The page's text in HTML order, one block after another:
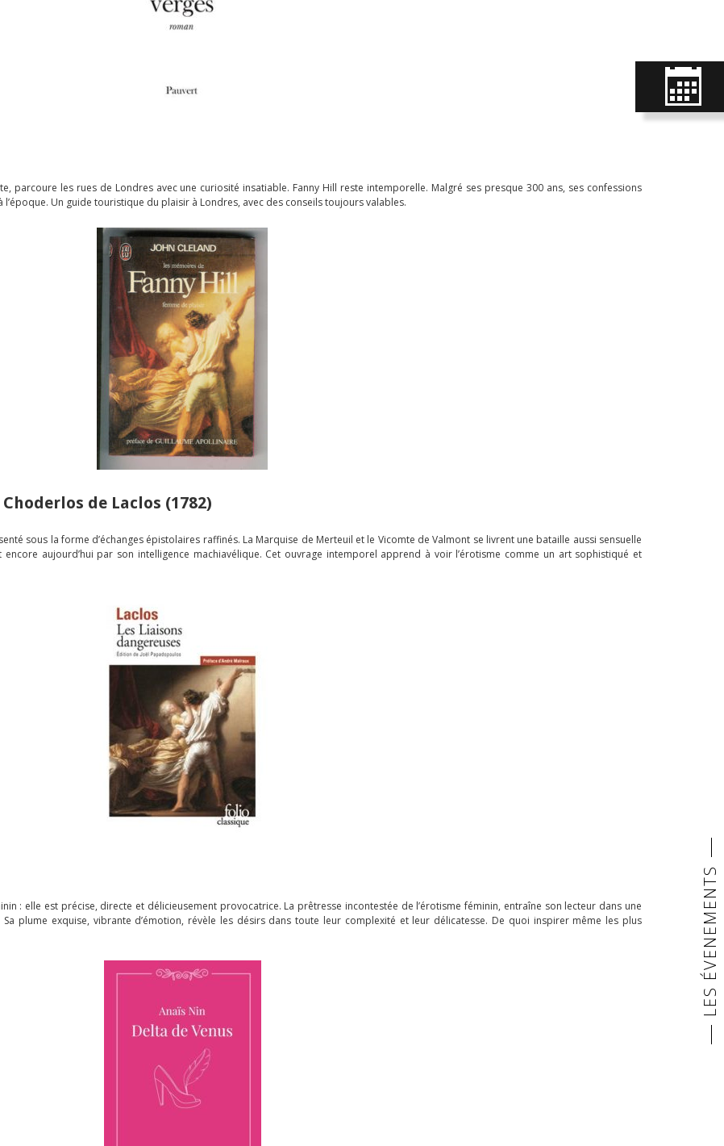
LES ÉVENEMENTS
parcoure les rues de Londres avec une curiosité insatiable. Fanny Hill reste intemporelle. Malgré ses presque 300 ans, ses confessions
Un guide touristique du plaisir à Londres, avec des conseils toujours valables.
de Laclos (1782)
sous la forme d’échanges épistolaires raffinés. La Marquise de Merteuil et le Vicomte de Valmont se livrent une bataille aussi sensuelle
aujourd’hui par son intelligence machiavélique. Cet ouvrage intemporel apprend à voir l’érotisme comme un art sophistiqué et
: elle est précise, directe et délicieusement provocatrice. La prêtresse incontestée de l’érotisme féminin, entraîne son lecteur dans une
plume exquise, vibrante d’émotion, révèle les désirs dans toute leur complexité et leur délicatesse. De quoi inspirer même les plus